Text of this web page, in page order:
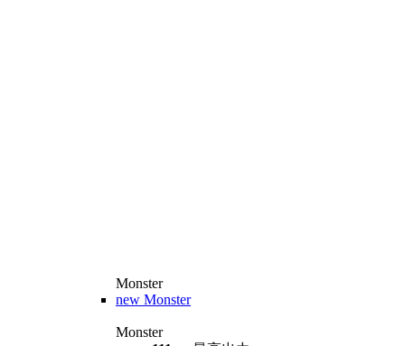
Monster
new Monster
Monster